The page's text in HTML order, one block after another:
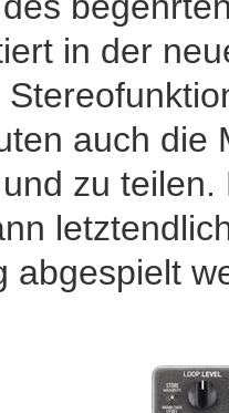
in der
auch die
zu
abgespielt